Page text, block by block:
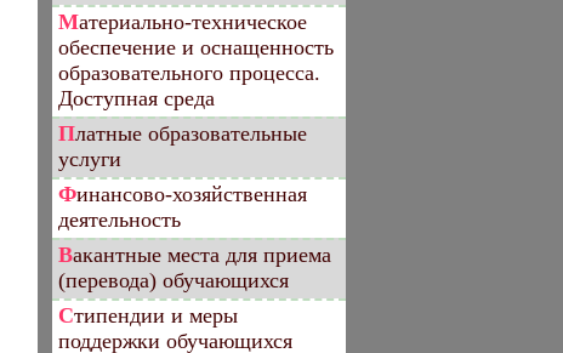
Материально-техническое
обеспечение и оснащенность
образовательного процесса.
Доступная среда
Платные образовательные
услуги
Финансово-хозяйственная
деятельность
Вакантные места для приема
(перевода) обучающихся
Стипендии и меры
поддержки обучающихся